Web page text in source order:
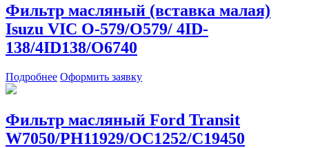
Фильтр масляный (вставка малая)
Isuzu VIC O-579/O579/ 4ID-
138/4ID138/O6740
Подробнее Оформить заявку
Фильтр масляный Ford Transit
W7050/PH11929/OC1252/C19450